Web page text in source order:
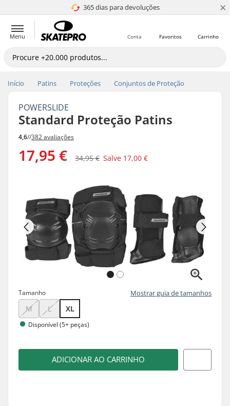
365 dias para devoluções
4.8 de 5 ×
Menu Carrinho
Favoritos
Conta
Início Patins Proteções Conjuntos de Proteção
POWERSLIDE
Standard Proteção Patins
4,6//382 avaliações
17,95 € 34,95 € Salve 17,00 €
Tamanho Mostrar guia de tamanhos
M L XL
Disponível (5+ peças)
ADICIONAR AO CARRINHO